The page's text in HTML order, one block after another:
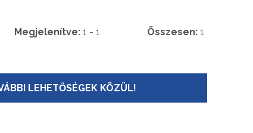
Megjelenítve: 1 - 1 Összesen: 1
LEHETŐSÉGEK KÖZÜL!